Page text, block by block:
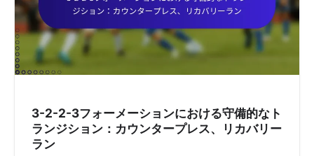
3-2-2-3フォーメーションにおける守備的なト
ランジション：カウンタープレス、リカバリー
ラン